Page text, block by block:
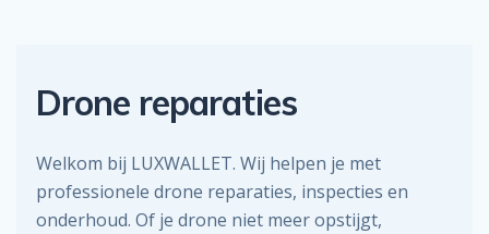
Drone reparaties
Welkom bij LUXWALLET. Wij helpen je met
professionele drone reparaties, inspecties en
onderhoud. Of je drone niet meer opstijgt,